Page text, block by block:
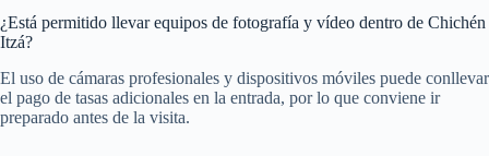
¿Está permitido llevar equipos de fotografía y vídeo dentro de Chichén
Itzá?
El uso de cámaras profesionales y dispositivos móviles puede conllevar
el pago de tasas adicionales en la entrada, por lo que conviene ir
preparado antes de la visita.